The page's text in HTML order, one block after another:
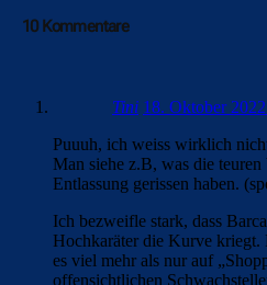
10 Kommentare
Tini 18. Oktober
Puuuh, ich weiss wirklich
Man siehe z.B, was die
Entlassung gerissen haben.
Ich bezweifle stark, dass
Hochkaräter die Kurve kriegt.
es viel mehr als nur auf
offensichtlichen